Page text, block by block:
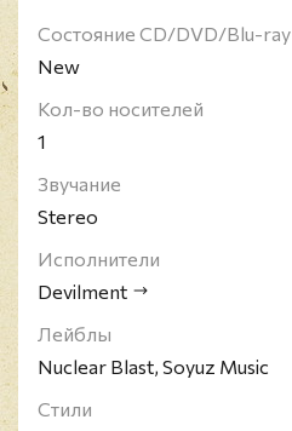
Состояние CD/DVD/Blu-ray
New
Кол-во носителей
1
Звучание
Stereo
Исполнители
Devilment
Лейблы
Nuclear Blast, Soyuz Music
Стили